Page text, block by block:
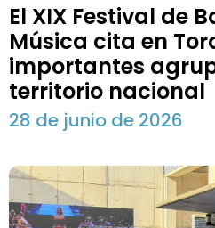
El XIX Festival de
Música cita en
importantes
territorio nacional
28 de junio de 2026